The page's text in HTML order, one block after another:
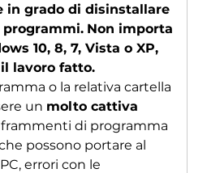
in grado di disinstallare
Non importa
10, 8, 7, Vista o XP,
lavoro fatto.
o la relativa cartella
un molto cattiva
frammenti di programma
possono portare al
errori con le